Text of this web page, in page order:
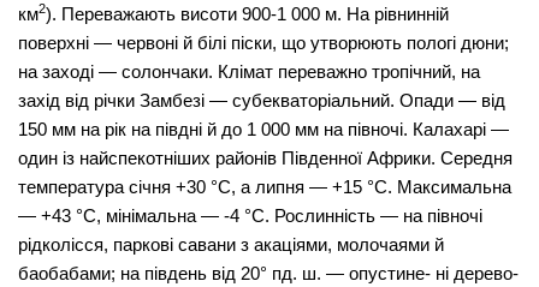
км2). Переважають ви­соти 900-1 000 м. На рівнинній
поверхні — червоні й білі піски, що утворюють пологі дюни;
на заході — солончаки. Клімат переважно тропічний, на
захід від річки Замбезі — субеквато­ріальний. Опади — від
150 мм на рік на півдні й до 1 000 мм на півночі. Калахарі —
один із найспекотніших районів Пів­денної Африки. Середня
температура січня +30 °С, а липня — +15 °С. Максимальна
— +43 °С, мінімальна — -4 °С. Рослин­ність — на півночі
рідколісся, паркові савани з акаціями, молочаями й
баобабами; на південь від 20° пд. ш. — опустине- ні дерево-